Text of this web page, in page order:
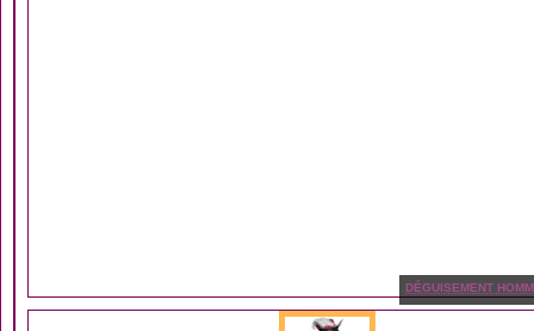
DÉGUISEMENT